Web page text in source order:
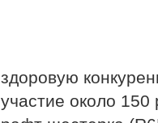
здоровую
участие около